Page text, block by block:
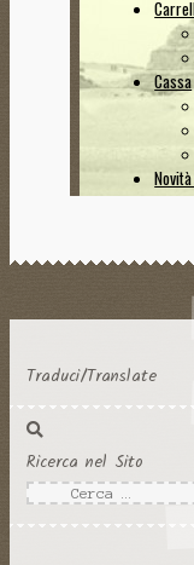
Traduci/Translate
Ricerca nel Sito
Ricerca